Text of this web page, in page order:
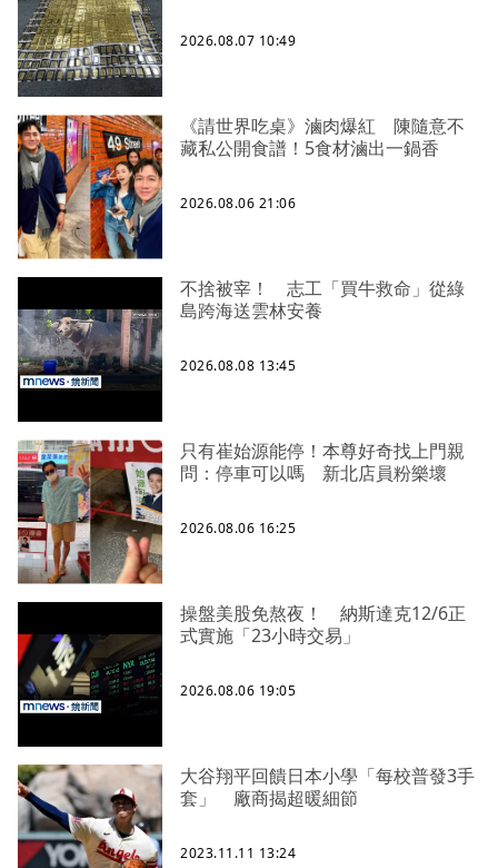
2026.08.07 10:49
《請世界吃桌》滷肉爆紅 陳隨意不
藏私公開食譜！5食材滷出一鍋香
2026.08.06 21:06
不捨被宰！ 志工「買牛救命」從綠
島跨海送雲林安養
2026.08.08 13:45
只有崔始源能停！本尊好奇找上門親
問：停車可以嗎 新北店員粉樂壞
2026.08.06 16:25
操盤美股免熬夜！ 納斯達克12/6正
式實施「23小時交易」
2026.08.06 19:05
大谷翔平回饋日本小學「每校普發3手
套」 廠商揭超暖細節
2023.11.11 13:24